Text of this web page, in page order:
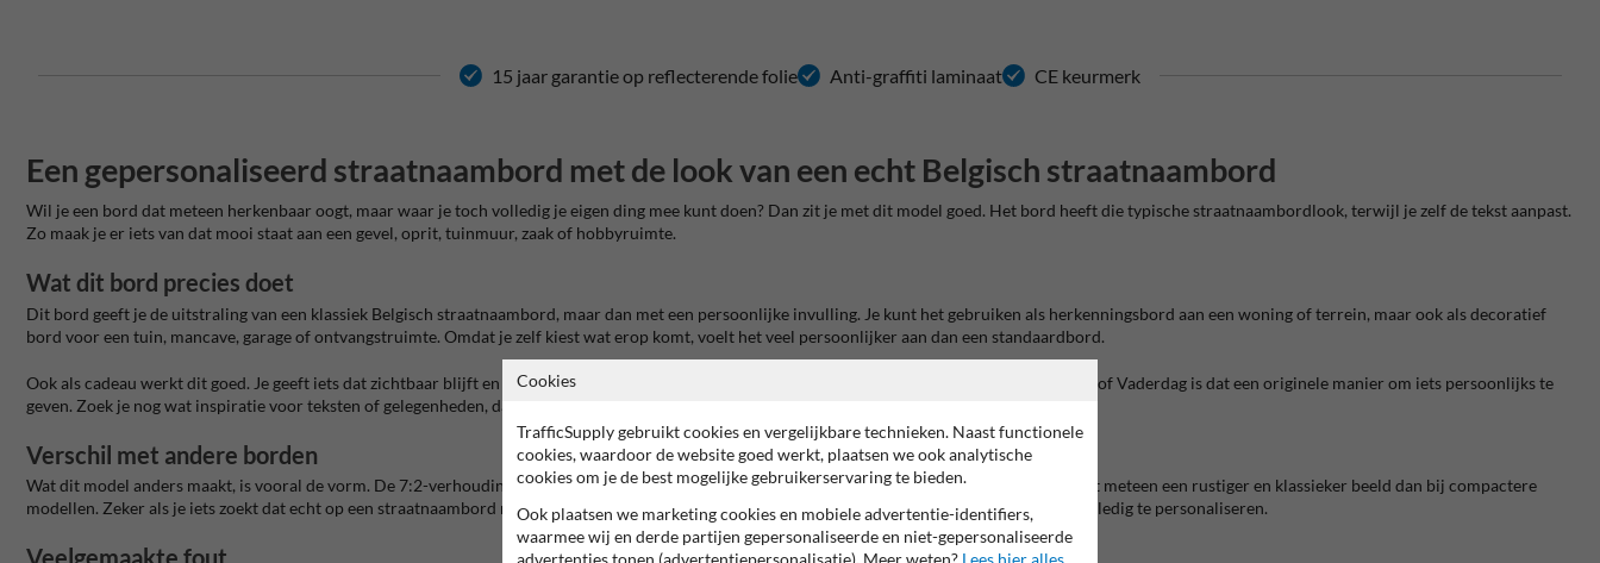
15 jaar garantie op reflecterende folie Anti-graffiti laminaat CE keurmerk
Een gepersonaliseerd straatnaambord met de look van een echt Belgisch straatnaambord
Wil je een bord dat meteen herkenbaar oogt, maar waar je toch volledig je eigen ding mee kunt doen? Dan zit je met dit model goed. Het bord heeft die typische straatnaambordlook, terwijl je zelf de tekst aanpast.
Zo maak je er iets van dat mooi staat aan een gevel, oprit, tuinmuur, zaak of hobbyruimte.
Wat dit bord precies doet
Dit bord geeft je de uitstraling van een klassiek Belgisch straatnaambord, maar dan met een persoonlijke invulling. Je kunt het gebruiken als herkenningsbord aan een woning of terrein, maar ook als decoratief
bord voor een tuin, mancave, garage of ontvangstruimte. Omdat je zelf kiest wat erop komt, voelt het veel persoonlijker aan dan een standaardbord.
Ook als cadeau werkt dit goed. Je geeft iets dat zichtbaar blijft en niet zomaar in een lade verdwijnt. Voor een housewarming, verjaardag, pensioen of Vaderdag is dat een originele manier om iets persoonlijks te
geven. Zoek je nog wat inspiratie voor teksten of gelegenheden, dan kun je ook verder kijken naar
Verschil met andere borden
Wat dit model anders maakt, is vooral de vorm. De 7:2-verhouding is lang en smal, waardoor namen en teksten mooi over het bord lopen. Dat geeft meteen een rustiger en klassieker beeld dan bij compactere
modellen. Zeker als je iets zoekt dat echt op een straatnaambord moet lijken, zit je met deze vorm goed. Tegelijk hou je alle vrijheid om het bord volledig te personaliseren.
Cookies
TrafficSupply gebruikt cookies en vergelijkbare technieken. Naast functionele
cookies, waardoor de website goed werkt, plaatsen we ook analytische
cookies om je de best mogelijke gebruikerservaring te bieden.
Ook plaatsen we marketing cookies en mobiele advertentie-identifiers,
waarmee wij en derde partijen gepersonaliseerde en niet-gepersonaliseerde
advertenties tonen (advertentiepersonalisatie). Meer weten? Lees hier alles